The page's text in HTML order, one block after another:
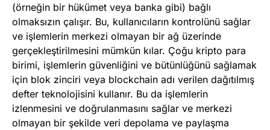
(örneğin bir hükümet veya banka gibi) bağlı
olmaksızın çalışır. Bu, kullanıcıların kontrolünü sağlar
ve işlemlerin merkezi olmayan bir ağ üzerinde
gerçekleştirilmesini mümkün kılar. Çoğu kripto para
birimi, işlemlerin güvenliğini ve bütünlüğünü sağlamak
için blok zinciri veya blockchain adı verilen dağıtılmış
defter teknolojisini kullanır. Bu da işlemlerin
izlenmesini ve doğrulanmasını sağlar ve merkezi
olmayan bir şekilde veri depolama ve paylaşma